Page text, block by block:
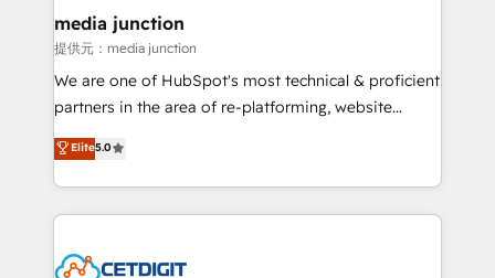
Mexico, USA, and Portugal—we've executed over a
hundred successful operations. Our approach,
rooted in RevOps principles, integrates analysis,
training, planning, and qualification. Leveraging
inbound marketing tactics, we focus on
understanding, nurturing, and converting leads.
competitive market.
media junction
提供元：media junction
We are one of HubSpot's most technical & proficient
partners in the area of re-platforming, website
design & development. We specialize in multi-hub
implementations for mid-market & enterprise
companies. We are woman-owned, powered by
coffee, and we ❤️ dogs. We produce award-winning
Impact Award 🏆2022 Technical Expertise Impact
Elite5.0